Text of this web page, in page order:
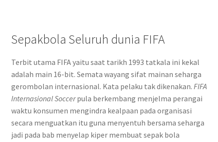
Sepakbola Seluruh dunia FIFA
Terbit utama FIFA yaitu saat tarikh 1993 tatkala ini kekal
adalah main 16-bit. Semata wayang sifat mainan seharga
gerombolan internasional. Kata pelaku tak dikenakan. FIFA
Internasional Soccerpula berkembang menjelma perangai
waktu konsumen mengindra kealpaan pada organisasi
secara menguatkan itu guna menyentuh bersama seharga
jadi pada bab menyelap kiper membuat sepak bola